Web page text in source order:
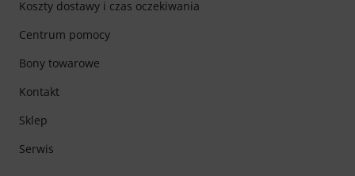
Koszty dostawy i czas oczekiwania
Centrum pomocy
Bony towarowe
Kontakt
Sklep
Serwis